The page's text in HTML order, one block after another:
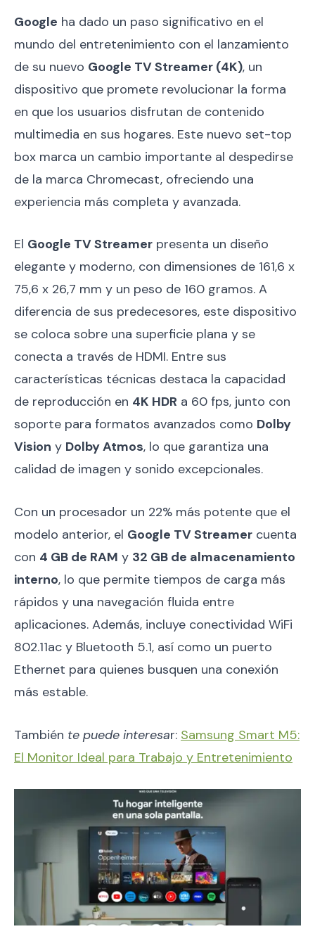
Google ha dado un paso significativo en el
mundo del entretenimiento con el lanzamiento
de su nuevo Google TV Streamer (4K), un
dispositivo que promete revolucionar la forma
en que los usuarios disfrutan de contenido
multimedia en sus hogares. Este nuevo set-top
box marca un cambio importante al despedirse
de la marca Chromecast, ofreciendo una
experiencia más completa y avanzada.
El Google TV Streamer presenta un diseño
elegante y moderno, con dimensiones de 161,6 x
75,6 x 26,7 mm y un peso de 160 gramos. A
diferencia de sus predecesores, este dispositivo
se coloca sobre una superficie plana y se
conecta a través de HDMI. Entre sus
características técnicas destaca la capacidad
de reproducción en 4K HDR a 60 fps, junto con
soporte para formatos avanzados como Dolby
Vision y Dolby Atmos, lo que garantiza una
calidad de imagen y sonido excepcionales.
Con un procesador un 22% más potente que el
modelo anterior, el Google TV Streamer cuenta
con 4 GB de RAM y 32 GB de almacenamiento
interno, lo que permite tiempos de carga más
rápidos y una navegación fluida entre
aplicaciones. Además, incluye conectividad WiFi
802.11ac y Bluetooth 5.1, así como un puerto
Ethernet para quienes busquen una conexión
más estable.
También te puede interesar: Samsung Smart M5:
El Monitor Ideal para Trabajo y Entretenimiento